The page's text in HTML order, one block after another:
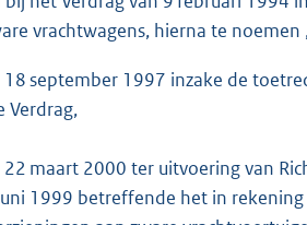
vrachtwagens, hierna te noemen
september 1997 inzake de
Verdrag,
maart 2000 ter uitvoering van
1999 betreffende het in